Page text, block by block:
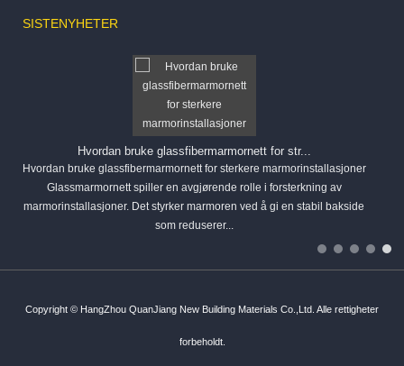
SISTENYHETER
Hvordan bruke glassfibermarmornett for str...
Hvordan bruke glassfibermarmornett for sterkere marmorinstallasjoner
Glassmarmornett spiller en avgjørende rolle i forsterkning av
marmorinstallasjoner. Det styrker marmoren ved å gi en stabil bakside
som reduserer...
Copyright © HangZhou QuanJiang New Building Materials Co.,Ltd. Alle rettigheter
forbeholdt.